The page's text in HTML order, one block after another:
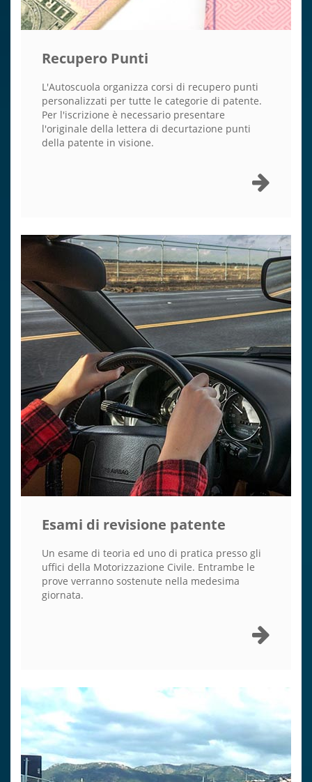
Recupero Punti
L'Autoscuola organizza corsi di recupero punti
personalizzati per tutte le categorie di patente.
Per l'iscrizione è necessario presentare
l'originale della lettera di decurtazione punti
della patente in visione.
Esami di revisione patente
Un esame di teoria ed uno di pratica presso gli
uffici della Motorizzazione Civile. Entrambe le
prove verranno sostenute nella medesima
giornata.